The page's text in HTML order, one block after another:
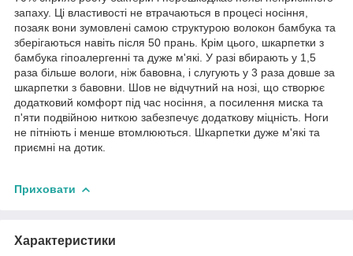
запаху. Ці властивості не втрачаються в процесі носіння,
позаяк вони зумовлені самою структурою волокон бамбука та
зберігаються навіть після 50 прань. Крім цього, шкарпетки з
бамбука гіпоалергенні та дуже м'які. У разі вбирають у 1,5
раза більше вологи, ніж бавовна, і слугують у 3 раза довше за
шкарпетки з бавовни. Шов не відчутний на нозі, що створює
додатковий комфорт під час носіння, а посилення миска та
п'яти подвійною ниткою забезпечує додаткову міцність. Ноги
не пітніють і менше втомлюються. Шкарпетки дуже м'які та
приємні на дотик.
Приховати
Характеристики